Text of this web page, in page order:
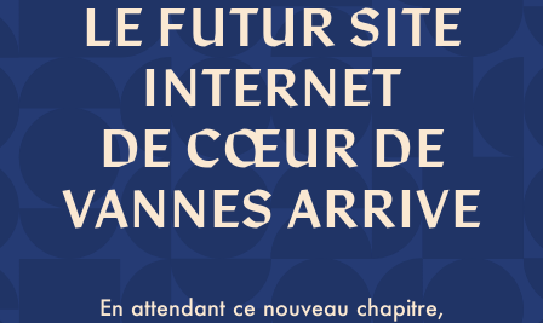
LE FUTUR SITE
INTERNET
DE CŒUR DE
VANNES ARRIVE
En attendant ce nouveau chapitre,